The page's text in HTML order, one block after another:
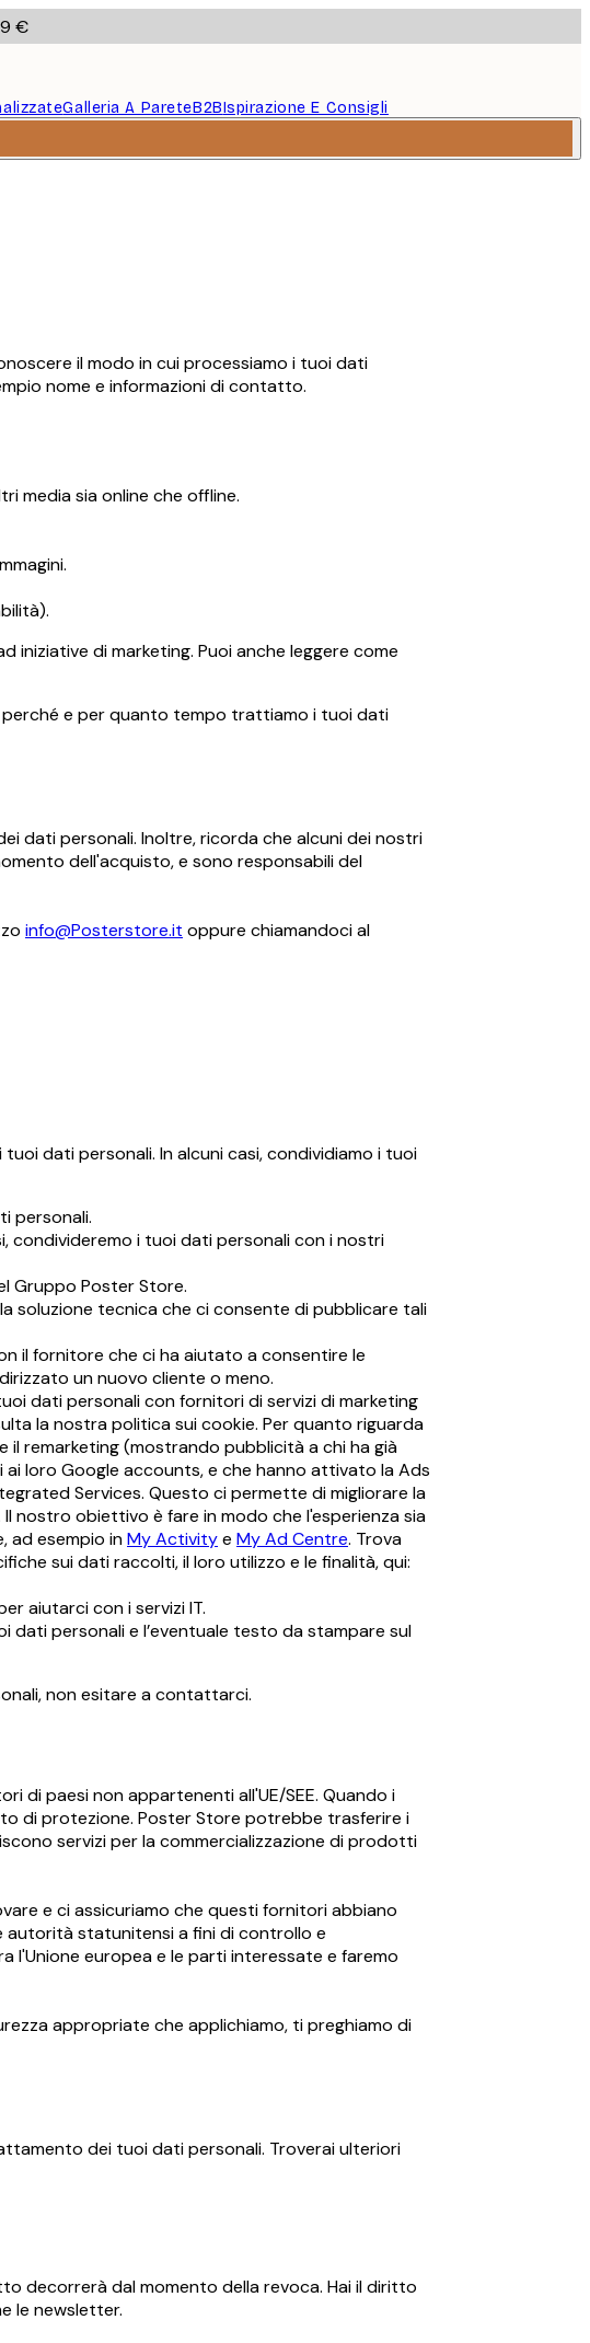
€
Galleria A PareteB2BIspirazione E Consigli
il modo in cui processiamo i tuoi dati
nome e informazioni di contatto.
media sia online che offline.
iniziative di marketing. Puoi anche leggere come
perché e per quanto tempo trattiamo i tuoi dati
dati personali. Inoltre, ricorda che alcuni dei nostri
dell'acquisto, e sono responsabili del
info@Posterstore.it oppure chiamandoci al
dati personali. In alcuni casi, condividiamo i tuoi
personali.
condivideremo i tuoi dati personali con i nostri
Gruppo Poster Store.
soluzione tecnica che ci consente di pubblicare tali
il fornitore che ci ha aiutato a consentire le
un nuovo cliente o meno.
dati personali con fornitori di servizi di marketing
la nostra politica sui cookie. Per quanto riguarda
remarketing (mostrando pubblicità a chi ha già
loro Google accounts, e che hanno attivato la Ads
Services. Questo ci permette di migliorare la
nostro obiettivo è fare in modo che l'esperienza sia
ad esempio inMy Activitye My Ad Centre. Trova
sui dati raccolti, il loro utilizzo e le finalità, qui:
aiutarci con i servizi IT.
personali e l’eventuale testo da stampare sul
non esitare a contattarci.
di paesi non appartenenti all'UE/SEE. Quando i
di protezione. Poster Store potrebbe trasferire i
servizi per la commercializzazione di prodotti
e ci assicuriamo che questi fornitori abbiano
autorità statunitensi a fini di controllo e
l'Unione europea e le parti interessate e faremo
appropriate che applichiamo, ti preghiamo di
dei tuoi dati personali. Troverai ulteriori
decorrerà dal momento della revoca. Hai il diritto
le newsletter.